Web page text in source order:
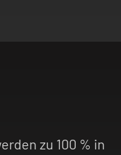
zu 100 % in